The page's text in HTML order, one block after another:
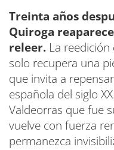
Treinta años
Quiroga
releer. La reedición
solo recupera una
que invita a
española del siglo
Valdeorras que fue
vuelve con fuerza
permanezca